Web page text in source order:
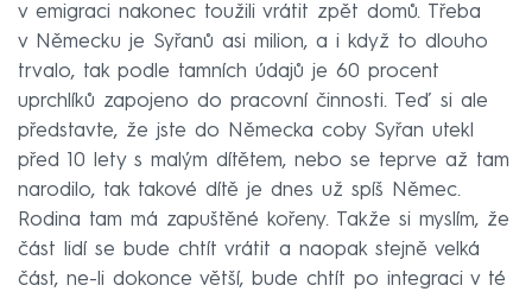
v emigraci nakonec toužili vrátit zpět domů. Třeba
v Německu je Syřanů asi milion, a i když to dlouho
trvalo, tak podle tamních údajů je 60 procent
uprchlíků zapojeno do pracovní činnosti. Teď si ale
představte, že jste do Německa coby Syřan utekl
před 10 lety s malým dítětem, nebo se teprve až tam
narodilo, tak takové dítě je dnes už spíš Němec.
Rodina tam má zapuštěné kořeny. Takže si myslím, že
část lidí se bude chtít vrátit a naopak stejně velká
část, ne-li dokonce větší, bude chtít po integraci v té